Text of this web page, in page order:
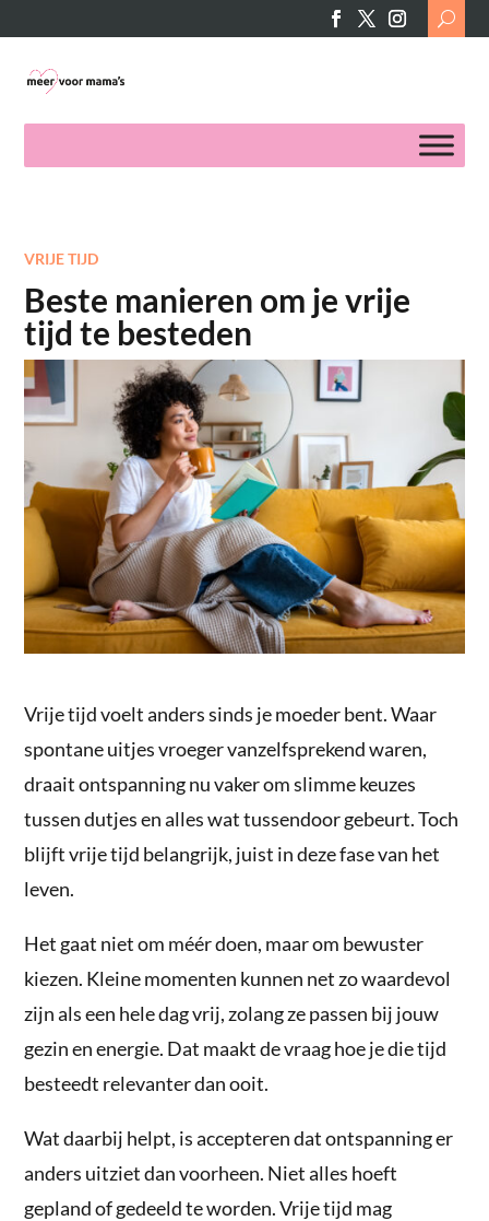
Search
for:
VRIJE TIJD
Beste manieren om je vrije
tijd te besteden
Vrije tijd voelt anders sinds je moeder bent. Waar
spontane uitjes vroeger vanzelfsprekend waren,
draait ontspanning nu vaker om slimme keuzes
tussen dutjes en alles wat tussendoor gebeurt. Toch
blijft vrije tijd belangrijk, juist in deze fase van het
leven.
Het gaat niet om méér doen, maar om bewuster
kiezen. Kleine momenten kunnen net zo waardevol
zijn als een hele dag vrij, zolang ze passen bij jouw
gezin en energie. Dat maakt de vraag hoe je die tijd
besteedt relevanter dan ooit.
Wat daarbij helpt, is accepteren dat ontspanning er
anders uitziet dan voorheen. Niet alles hoeft
gepland of gedeeld te worden. Vrije tijd mag